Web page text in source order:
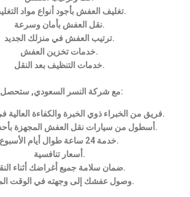
تغليف العفش بأجود أنواع مواد التغليف.
نقل العفش بأمان وسرعة.
ترتيب العفش في منزلك الجديد.
خدمات تخزين العفش.
خدمات التنظيف بعد النقل.
مع شركة النسر السعودي, ستحصل على:
فريق من الخبراء ذوي الخبرة والكفاءة العالية في نقل العفش.
أسطول من سيارات نقل العفش المجهزة بأحدث التقنيات.
خدمة 24 ساعة طوال أيام الأسبوع.
أسعار تنافسية.
ضمان سلامة جميع أغراضك أثناء النقل.
وصول عفشك إلى وجهته في الوقت المحدد.